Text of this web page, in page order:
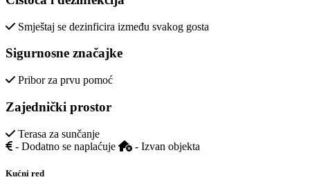
Smještaj se dezinficira između svakog gosta
Sigurnosne značajke
Pribor za prvu pomoć
Zajednički prostor
Terasa za sunčanje
- Dodatno se naplaćuje
- Izvan objekta
Kućni red